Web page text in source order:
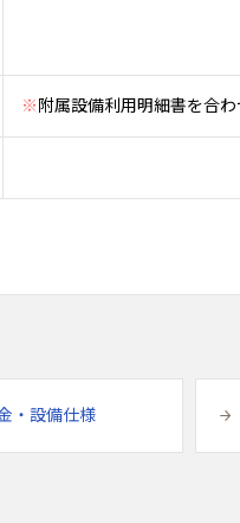
※ 附属設備利用明細書を合わ
・設備仕様